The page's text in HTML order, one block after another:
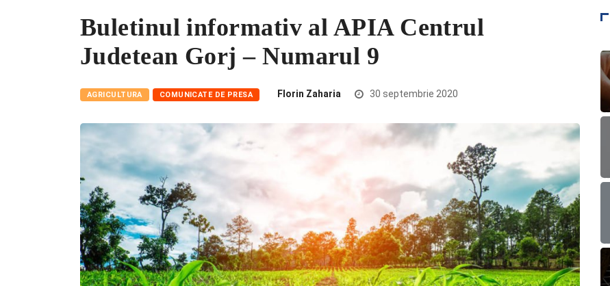
Buletinul informativ al APIA Centrul
Judetean Gorj – Numarul 9
AGRICULTURA COMUNICATE DE PRESA Florin Zaharia 30 septembrie 2020